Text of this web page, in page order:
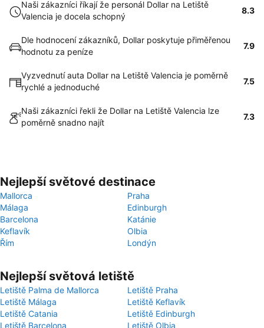
Naši zákazníci říkají že personál Dollar na Letiště
Valencia je docela schopný
8.3
Dle hodnocení zákazníků, Dollar poskytuje přiměřenou
hodnotu za peníze
7.9
Vyzvednutí auta Dollar na Letiště Valencia je poměrně
rychlé a jednoduché
7.5
Naši zákazníci řekli že Dollar na Letiště Valencia lze
poměrně snadno najít
7.3
Nejlepší světové destinace
Mallorca
Praha
Málaga
Edinburgh
Barcelona
Katánie
Keflavík
Olbia
Řím
Londýn
Nejlepší světová letiště
Letiště Palma de Mallorca
Letiště Praha
Letiště Málaga
Letiště Keflavík
Letiště Catania
Letiště Edinburgh
Letiště Barcelona
Letiště Olbia